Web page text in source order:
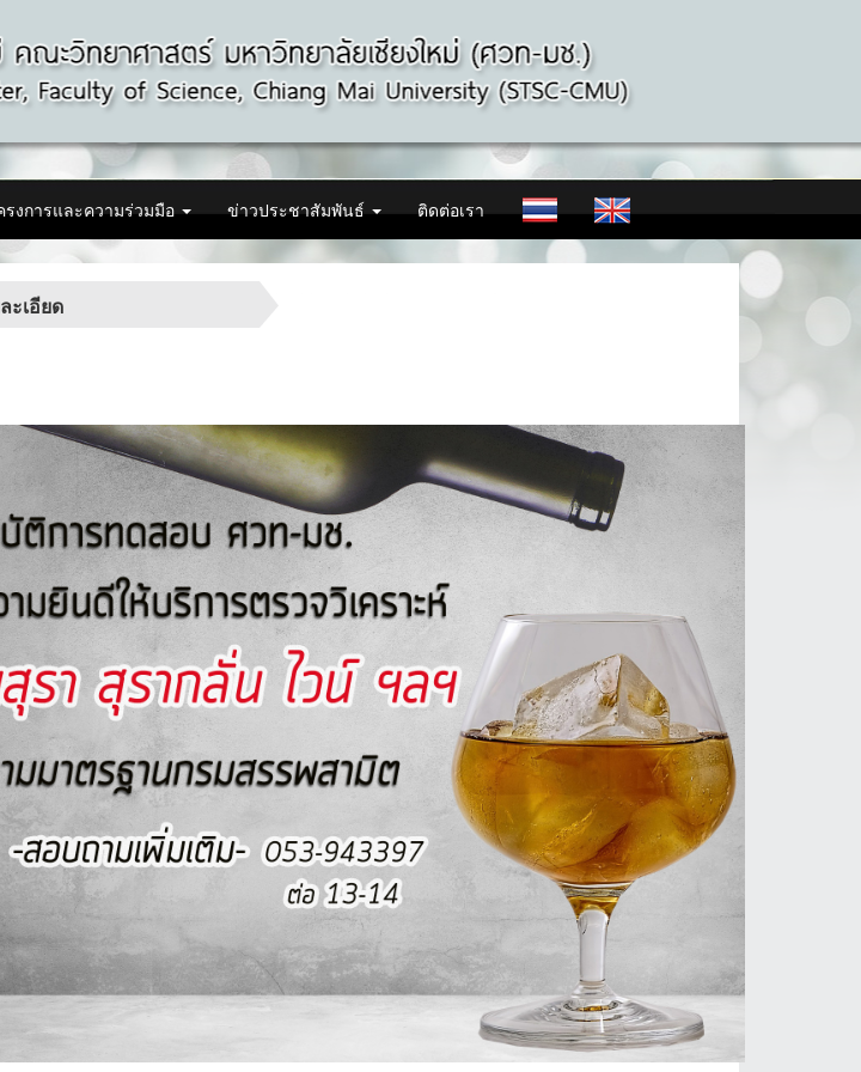
รงการและความร่วมมือ ข่าวประชาสัมพันธ์ ติดต่อเรา
ะเอียด